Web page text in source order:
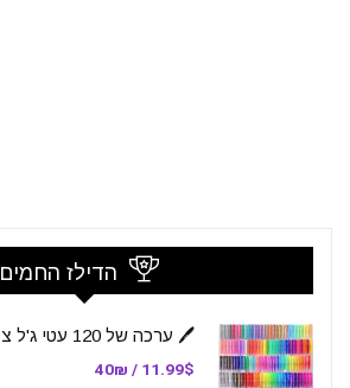
הדילז החמים
🖊️ ערכה של 120 עטי ג'ל צבעוניים – Caliart
11.99$ / 40₪